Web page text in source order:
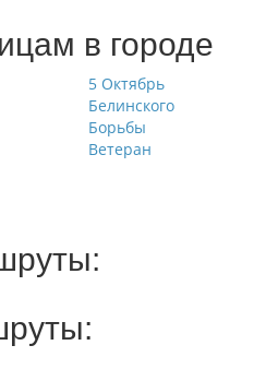
в городе
5 Октябрь
Белинского
Борьбы
Ветеран